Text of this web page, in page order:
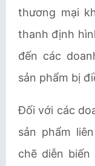
thương mại
thanh định
đến các
sản phẩm bị
Đối với các
sản phẩm
chẽ diễn biến